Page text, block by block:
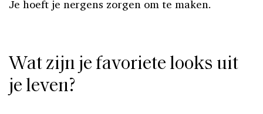
Je hoeft je nergens zorgen om te maken.
Wat zijn je favoriete looks uit
je leven?